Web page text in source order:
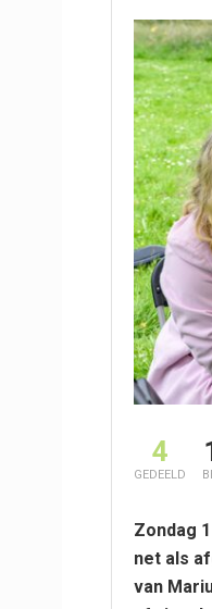
4
GEDEELD
Zondag
net als
van